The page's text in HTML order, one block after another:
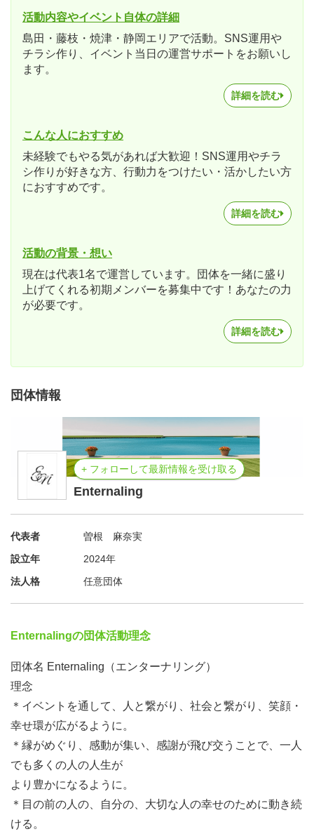
活動内容やイベント自体の詳細
島田・藤枝・焼津・静岡エリアで活動。SNS運用や
チラシ作り、イベント当日の運営サポートをお願いし
ます。
詳細を読む
こんな人におすすめ
未経験でもやる気があれば大歓迎！SNS運用やチラ
シ作りが好きな方、行動力をつけたい・活かしたい方
におすすめです。
詳細を読む
活動の背景・想い
現在は代表1名で運営しています。団体を一緒に盛り
上げてくれる初期メンバーを募集中です！あなたの力
が必要です。
詳細を読む
団体情報
+ フォローして最新情報を受け取る
Enternaling
代表者
曽根 麻奈実
設立年
2024年
法人格
任意団体
Enternalingの団体活動理念
団体名 Enternaling（エンターナリング）
理念
＊イベントを通して、人と繋がり、社会と繋がり、笑顔・
幸せ環が広がるように。
＊縁がめぐり、感動が集い、感謝が飛び交うことで、一人
でも多くの人の人生が
より豊かになるように。
＊目の前の人の、自分の、大切な人の幸せのために動き続
ける。